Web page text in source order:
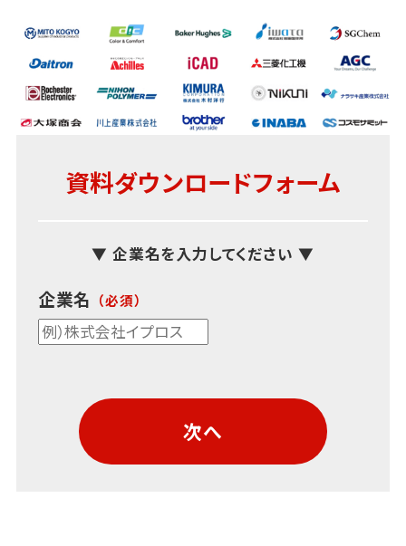
資料ダウンロードフォーム
▼ 企業名を入力してください ▼
企業名
次へ